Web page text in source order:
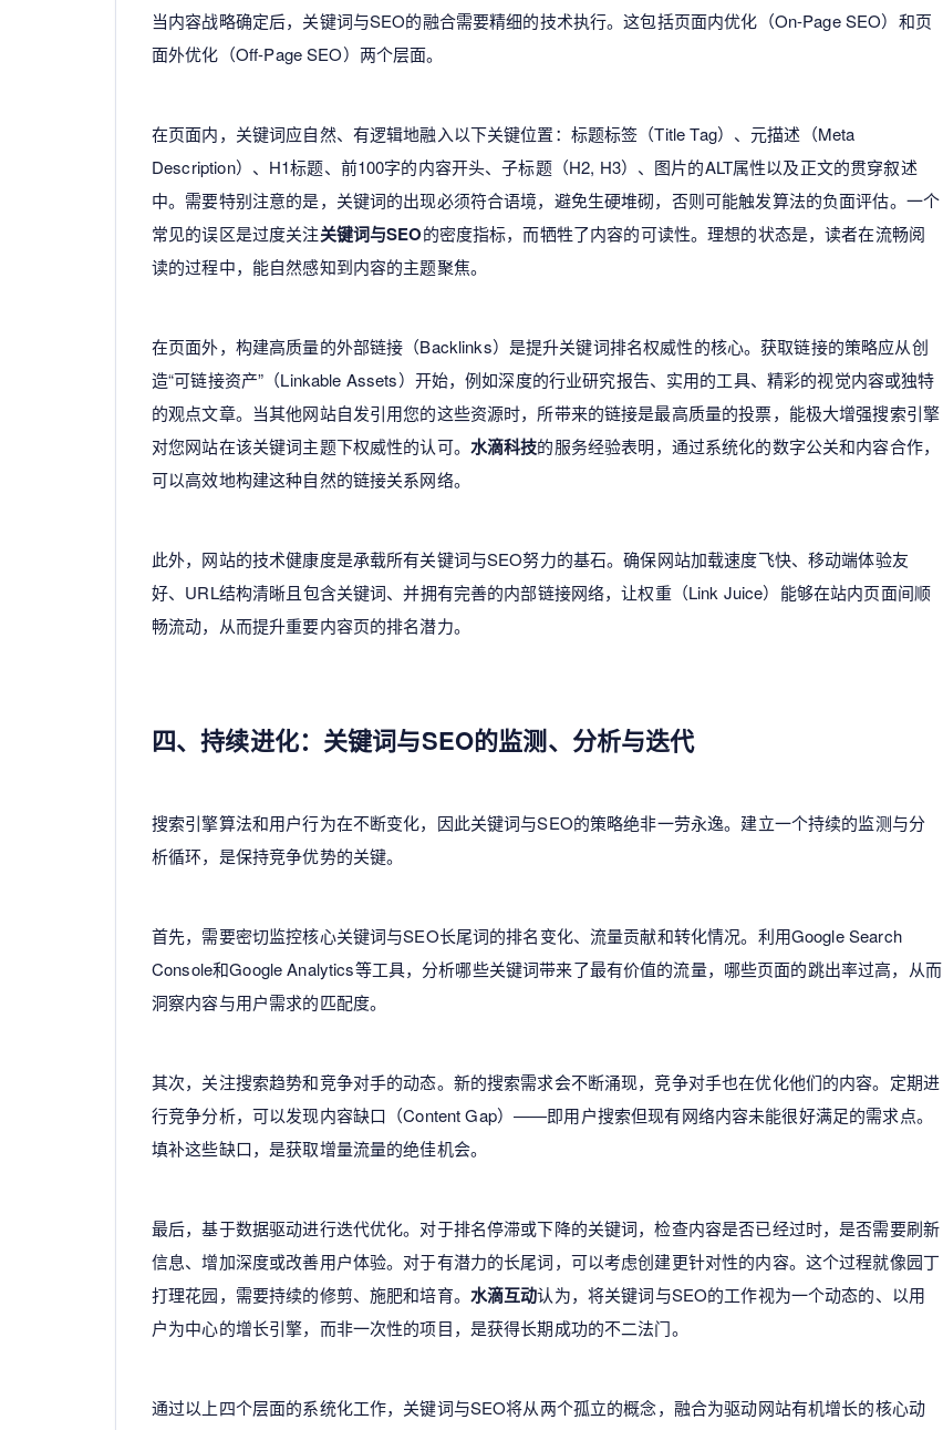
当内容战略确定后，关键词与SEO的融合需要精细的技术执行。这包括页面内优化（On-Page SEO）和页
面外优化（Off-Page SEO）两个层面。
在页面内，关键词应自然、有逻辑地融入以下关键位置：标题标签（Title Tag）、元描述（Meta
Description）、H1标题、前100字的内容开头、子标题（H2, H3）、图片的ALT属性以及正文的贯穿叙述
中。需要特别注意的是，关键词的出现必须符合语境，避免生硬堆砌，否则可能触发算法的负面评估。一个
常见的误区是过度关注关键词与SEO的密度指标，而牺牲了内容的可读性。理想的状态是，读者在流畅阅
读的过程中，能自然感知到内容的主题聚焦。
在页面外，构建高质量的外部链接（Backlinks）是提升关键词排名权威性的核心。获取链接的策略应从创
造“可链接资产”（Linkable Assets）开始，例如深度的行业研究报告、实用的工具、精彩的视觉内容或独特
的观点文章。当其他网站自发引用您的这些资源时，所带来的链接是最高质量的投票，能极大增强搜索引擎
对您网站在该关键词主题下权威性的认可。 水滴科技的服务经验表明，通过系统化的数字公关和内容合作，
可以高效地构建这种自然的链接关系网络。
此外，网站的技术健康度是承载所有关键词与SEO努力的基石。确保网站加载速度飞快、移动端体验友
好、URL结构清晰且包含关键词、并拥有完善的内部链接网络，让权重（Link Juice）能够在站内页面间顺
畅流动，从而提升重要内容页的排名潜力。
四、持续进化：关键词与SEO的监测、分析与迭代
搜索引擎算法和用户行为在不断变化，因此关键词与SEO的策略绝非一劳永逸。建立一个持续的监测与分
析循环，是保持竞争优势的关键。
首先，需要密切监控核心关键词与SEO长尾词的排名变化、流量贡献和转化情况。利用Google Search
Console和Google Analytics等工具，分析哪些关键词带来了最有价值的流量，哪些页面的跳出率过高，从而
洞察内容与用户需求的匹配度。
其次，关注搜索趋势和竞争对手的动态。新的搜索需求会不断涌现，竞争对手也在优化他们的内容。定期进
行竞争分析，可以发现内容缺口（Content Gap）——即用户搜索但现有网络内容未能很好满足的需求点。
填补这些缺口，是获取增量流量的绝佳机会。
最后，基于数据驱动进行迭代优化。对于排名停滞或下降的关键词，检查内容是否已经过时，是否需要刷新
信息、增加深度或改善用户体验。对于有潜力的长尾词，可以考虑创建更针对性的内容。这个过程就像园丁
打理花园，需要持续的修剪、施肥和培育。 水滴互动认为，将关键词与SEO的工作视为一个动态的、以用
户为中心的增长引擎，而非一次性的项目，是获得长期成功的不二法门。
通过以上四个层面的系统化工作，关键词与SEO将从两个孤立的概念，融合为驱动网站有机增长的核心动